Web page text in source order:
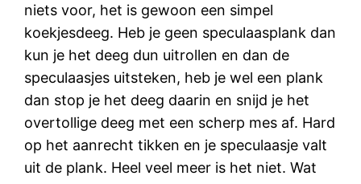
niets voor, het is gewoon een simpel
koekjesdeeg. Heb je geen speculaasplank dan
kun je het deeg dun uitrollen en dan de
speculaasjes uitsteken, heb je wel een plank
dan stop je het deeg daarin en snijd je het
overtollige deeg met een scherp mes af. Hard
op het aanrecht tikken en je speculaasje valt
uit de plank. Heel veel meer is het niet. Wat